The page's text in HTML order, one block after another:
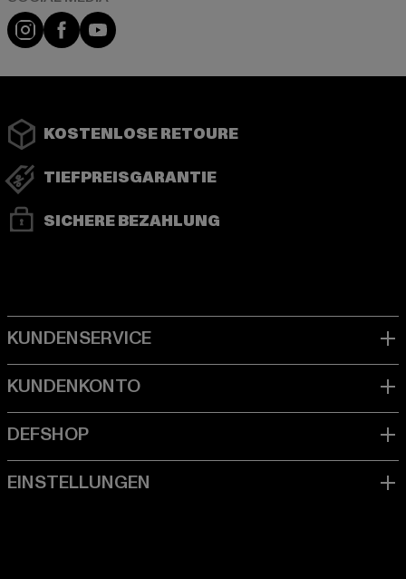
Instagram
FacebookYouTube
KOSTENLOSE RETOURE
TIEFPREISGARANTIE
SICHERE BEZAHLUNG